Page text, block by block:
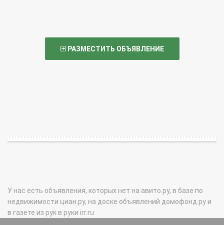
РАЗМЕСТИТЬ ОБЪЯВЛЕНИЕ
У нас есть объявления, которых нет на авито.ру, в базе по
недвижимости циан.ру, на доске объявлений домофонд.ру и
в газете из рук в руки irr.ru